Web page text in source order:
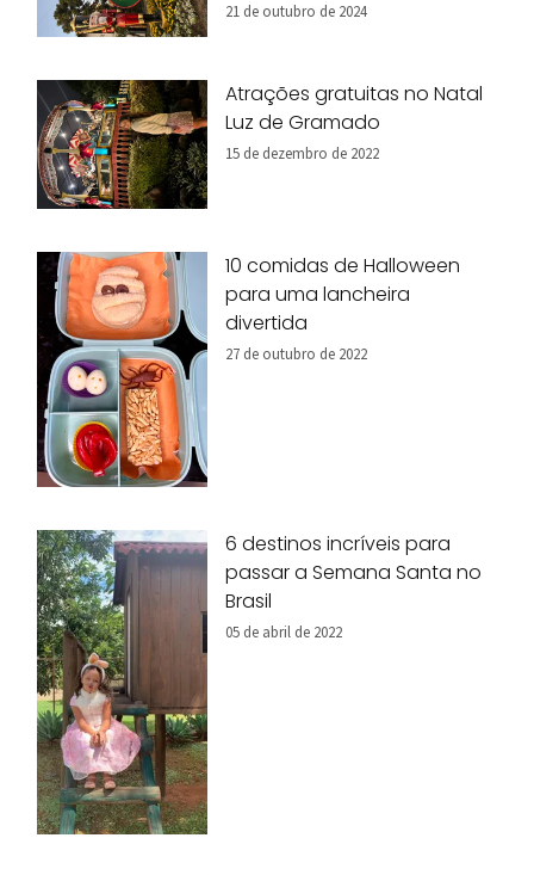
21 de outubro de 2024
Atrações gratuitas no Natal
Luz de Gramado
15 de dezembro de 2022
10 comidas de Halloween
para uma lancheira
divertida
27 de outubro de 2022
6 destinos incríveis para
passar a Semana Santa no
Brasil
05 de abril de 2022